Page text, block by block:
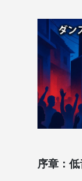
序章：